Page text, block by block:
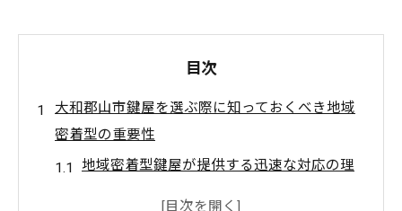
目次
大和郡山市鍵屋を選ぶ際に知っておくべき地域
密着型の重要性
地域密着型鍵屋が提供する迅速な対応の理